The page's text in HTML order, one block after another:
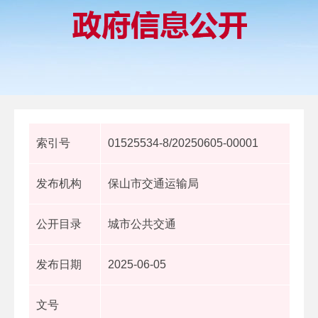
索引号 01525534-8/20250605-00001
发布机构 保山市交通运输局
公开目录 城市公共交通
发布日期 2025-06-05
文号